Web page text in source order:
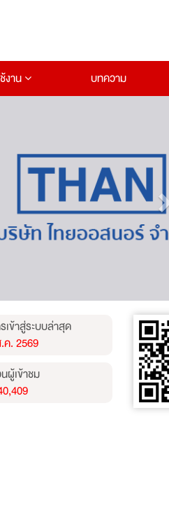
งาน บทความ
เข้าสู่ระบบล่าสุด
ค. 2569
ผู้เข้าชม